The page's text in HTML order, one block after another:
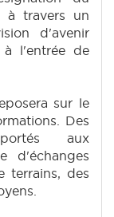
à travers un
d'avenir
l'entrée de
sur le
Des
aux
d'échanges
terrains, des